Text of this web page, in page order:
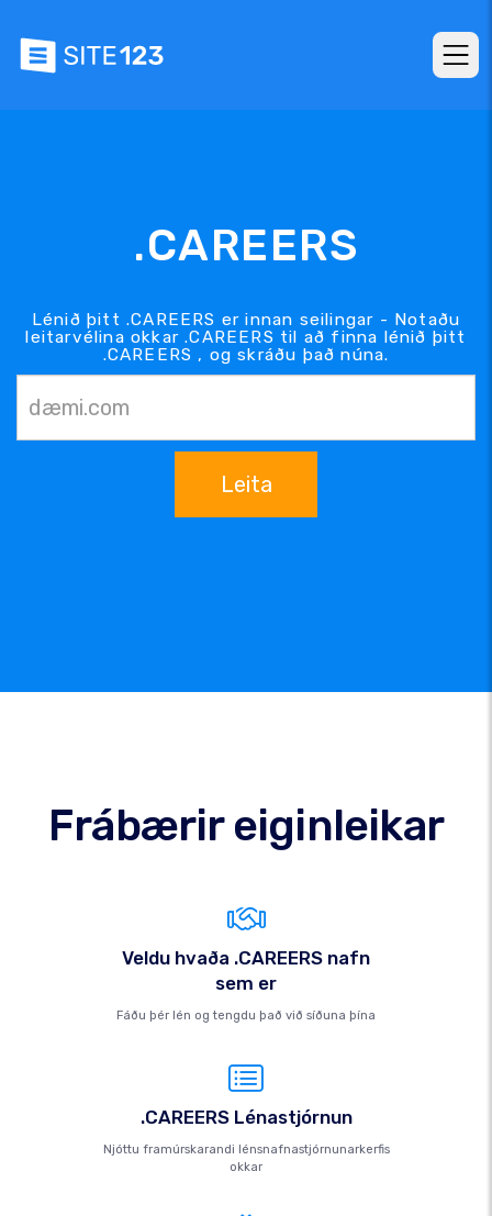
.CAREERS
Lénið þitt .CAREERS er innan seilingar - Notaðu
leitarvélina okkar .CAREERS til að finna lénið þitt
.CAREERS , og skráðu það núna.
Leita
Frábærir eiginleikar
Veldu hvaða .CAREERS nafn
sem er
Fáðu þér lén og tengdu það við síðuna þína
.CAREERS Lénastjórnun
Njóttu framúrskarandi lénsnafnastjórnunarkerfis
okkar